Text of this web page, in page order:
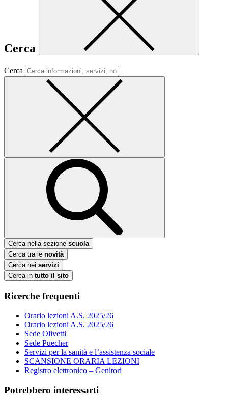
Cerca
Cerca
Cerca nella sezione scuola
Cerca tra le novità
Cerca nei servizi
Cerca in tutto il sito
Ricerche frequenti
Orario lezioni A.S. 2025/26
Orario lezioni A.S. 2025/26
Sede Olivetti
Sede Puecher
Servizi per la sanità e l’assistenza sociale
SCANSIONE ORARIA LEZIONI
Registro elettronico – Genitori
Potrebbero interessarti